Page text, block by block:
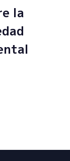
la